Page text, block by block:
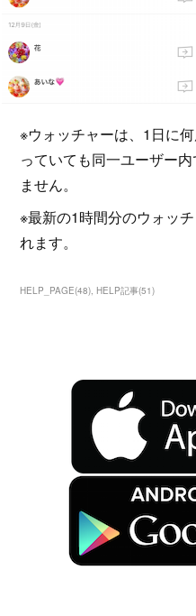
※ウォッチャーは、1日に
っていても同一ユーザー
ません。
※最新の1時間分のウォッ
れます。
HELP_PAGE(48) HELP記事(51)